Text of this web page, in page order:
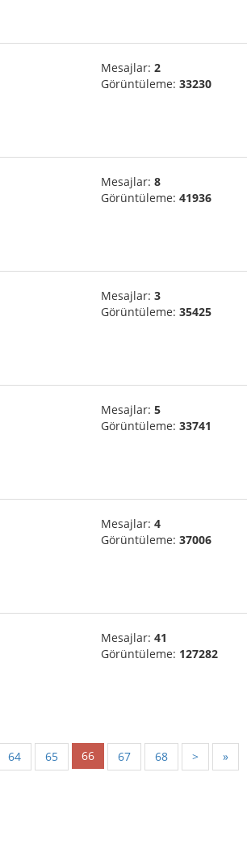
Mesajlar: 2
Görüntüleme: 33230
Mesajlar: 8
Görüntüleme: 41936
Mesajlar: 3
Görüntüleme: 35425
Mesajlar: 5
Görüntüleme: 33741
Mesajlar: 4
Görüntüleme: 37006
Mesajlar: 41
Görüntüleme: 127282
64 65 66 67 68 > »